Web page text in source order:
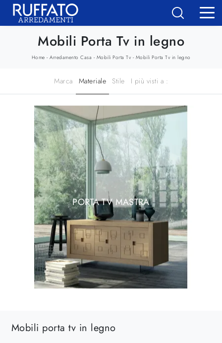
Mobili Porta Tv in legno
Home - Arredamento Casa - Mobili Porta Tv - Mobili Porta Tv in legno
Marca Materiale Stile I più visti a :
PORTA TV MASTRA
Mobili porta tv in legno